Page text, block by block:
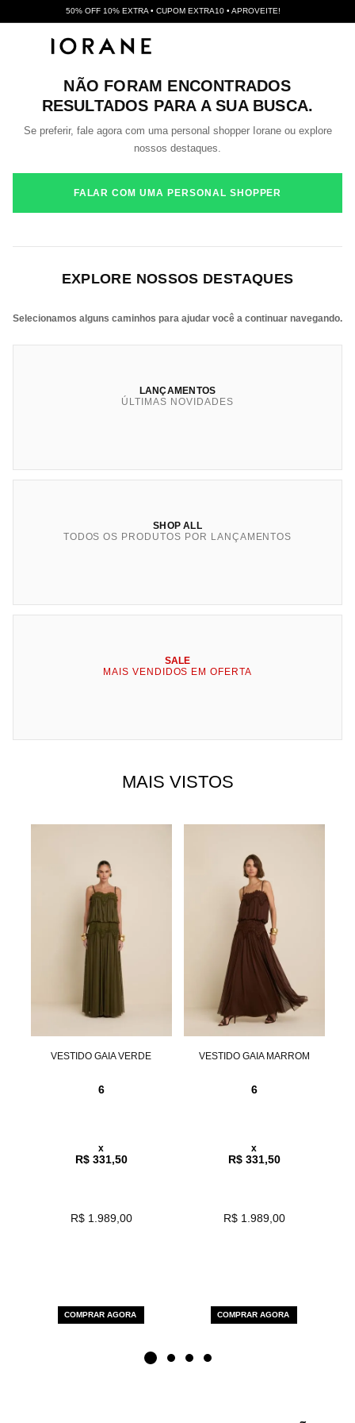
50% OFF 10% EXTRA • CUPOM EXTRA10 • APROVEITE!
NÃO FORAM ENCONTRADOS
RESULTADOS PARA A SUA BUSCA.
Se preferir, fale agora com uma personal shopper Iorane ou explore
nossos destaques.
FALAR COM UMA PERSONAL SHOPPER
EXPLORE NOSSOS DESTAQUES
Selecionamos alguns caminhos para ajudar você a continuar navegando.
LANÇAMENTOS
ÚLTIMAS NOVIDADES
SHOP ALL
TODOS OS PRODUTOS POR LANÇAMENTOS
SALE
MAIS VENDIDOS EM OFERTA
MAIS VISTOS
VESTIDO GAIA VERDE
6
x
R$ 331,50
R$ 1.989,00
COMPRAR AGORA
VESTIDO GAIA MARROM
6
x
R$ 331,50
R$ 1.989,00
COMPRAR AGORA